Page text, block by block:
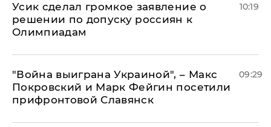
Усик сделал громкое заявление о
решении по допуску россиян к
Олимпиадам
10:19
"Война выиграна Украиной", – Макс
Покровский и Марк Фейгин посетили
прифронтовой Славянск
09:29